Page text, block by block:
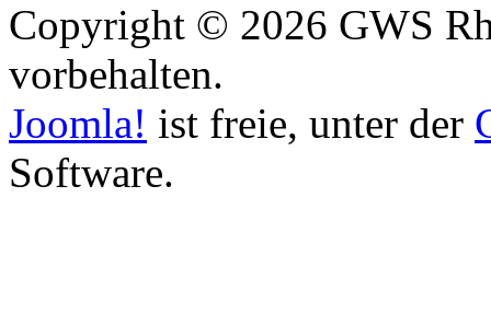
Copyright © 2026 GWS
vorbehalten.
Joomla! ist freie, unter der
Software.